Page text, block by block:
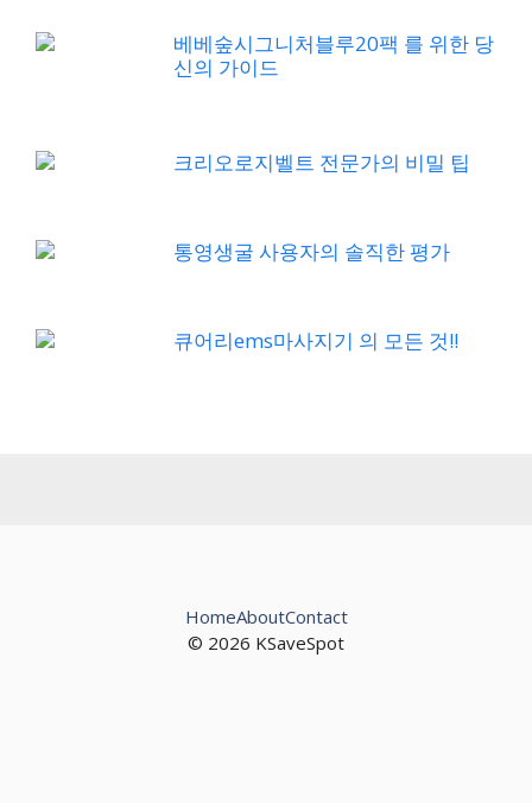
베베숲시그니처블루20팩 를 위한 당
신의 가이드
크리오로지벨트 전문가의 비밀 팁
통영생굴 사용자의 솔직한 평가
큐어리ems마사지기 의 모든 것!!
© 2026 KSaveSpot
HomeAboutContact